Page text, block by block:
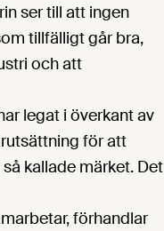
ser till att ingen
tillfälligt går bra,
och att
legat i överkant av
för att
kallade märket. Det
förhandlar